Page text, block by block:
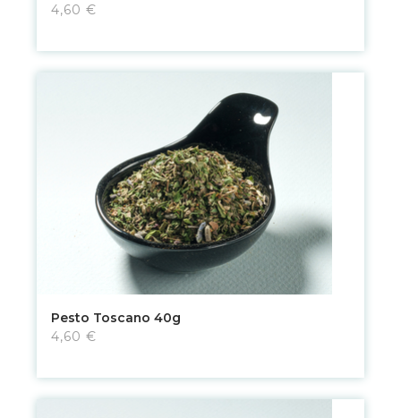
4,60 €
Pesto Toscano 40g
4,60 €